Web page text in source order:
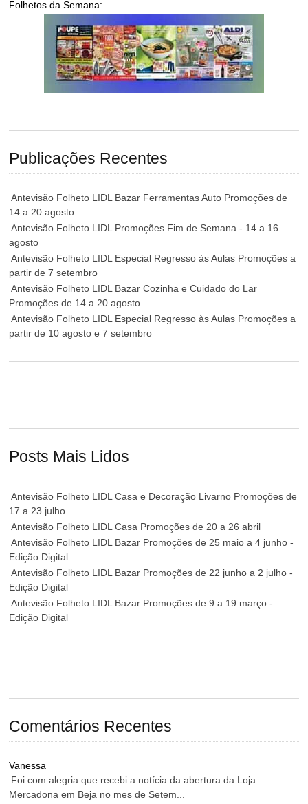
Folhetos da Semana:
Publicações Recentes
Antevisão Folheto LIDL Bazar Ferramentas Auto Promoções de
14 a 20 agosto
Antevisão Folheto LIDL Promoções Fim de Semana - 14 a 16
agosto
Antevisão Folheto LIDL Especial Regresso às Aulas Promoções a
partir de 7 setembro
Antevisão Folheto LIDL Bazar Cozinha e Cuidado do Lar
Promoções de 14 a 20 agosto
Antevisão Folheto LIDL Especial Regresso às Aulas Promoções a
partir de 10 agosto e 7 setembro
Posts Mais Lidos
Antevisão Folheto LIDL Casa e Decoração Livarno Promoções de
17 a 23 julho
Antevisão Folheto LIDL Casa Promoções de 20 a 26 abril
Antevisão Folheto LIDL Bazar Promoções de 25 maio a 4 junho -
Edição Digital
Antevisão Folheto LIDL Bazar Promoções de 22 junho a 2 julho -
Edição Digital
Antevisão Folheto LIDL Bazar Promoções de 9 a 19 março -
Edição Digital
Comentários Recentes
Vanessa
Foi com alegria que recebi a notícia da abertura da Loja
Mercadona em Beja no mes de Setem...